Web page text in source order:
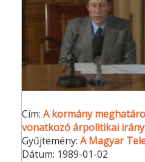
Cím:A kormány
vonatkozó árpolitikai
Gyűjtemény:A Magyar
Dátum: 1989-01-02